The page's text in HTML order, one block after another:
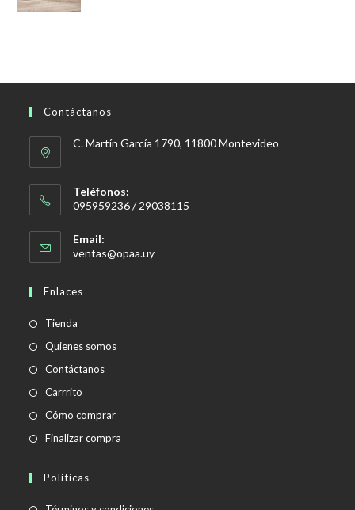
Contáctanos
C. Martín García 1790, 11800 Montevideo
Teléfonos:
095959236 / 29038115
Email:
ventas@opaa.uySe
Enlaces
Tienda
Quienes somos
Contáctanos
Carrrito
Cómo comprar
Finalizar compra
Políticas